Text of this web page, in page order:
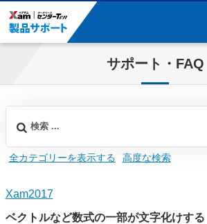
サポート・FAQ
全カテゴリーを表示する 高度な検索
Xam2017
ベクトルなど数式の一部が文字化けする